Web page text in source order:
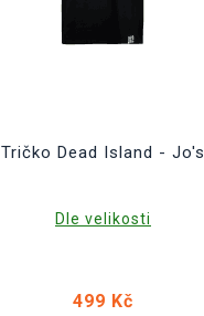
Tričko Dead Island - Jo's
Dle velikosti
499 Kč